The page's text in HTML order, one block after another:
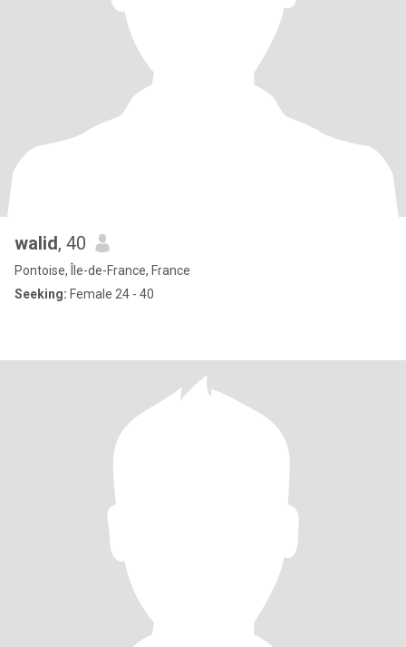
walid, 40
Pontoise, Île-de-France, France
Seeking: Female 24 - 40